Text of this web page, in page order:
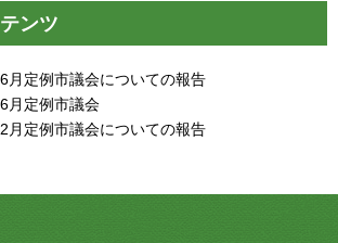
ンツ
月定例市議会についての報告
月定例市議会
月定例市議会についての報告